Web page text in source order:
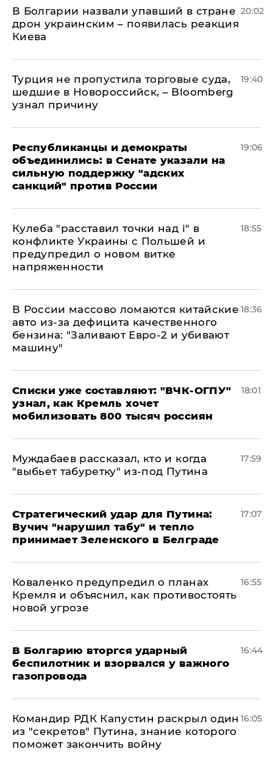
В Болгарии назвали упавший в стране
дрон украинским – появилась реакция
Киева
20:02
Турция не пропустила торговые суда,
шедшие в Новороссийск, – Bloomberg
узнал причину
19:40
Республиканцы и демократы
объединились: в Сенате указали на
сильную поддержку "адских
санкций" против России
19:06
Кулеба "расставил точки над і" в
конфликте Украины с Польшей и
предупредил о новом витке
напряженности
18:55
В России массово ломаются китайские
авто из-за дефицита качественного
бензина: "Заливают Евро-2 и убивают
машину"
18:36
Списки уже составляют: "ВЧК-ОГПУ"
узнал, как Кремль хочет
мобилизовать 800 тысяч россиян
18:01
Муждабаев рассказал, кто и когда
"выбьет табуретку" из-под Путина
17:59
Стратегический удар для Путина:
Вучич "нарушил табу" и тепло
принимает Зеленского в Белграде
17:07
Коваленко предупредил о планах
Кремля и объяснил, как противостоять
новой угрозе
16:55
В Болгарию вторгся ударный
беспилотник и взорвался у важного
газопровода
16:44
Командир РДК Капустин раскрыл один
из "секретов" Путина, знание которого
поможет закончить войну
16:05